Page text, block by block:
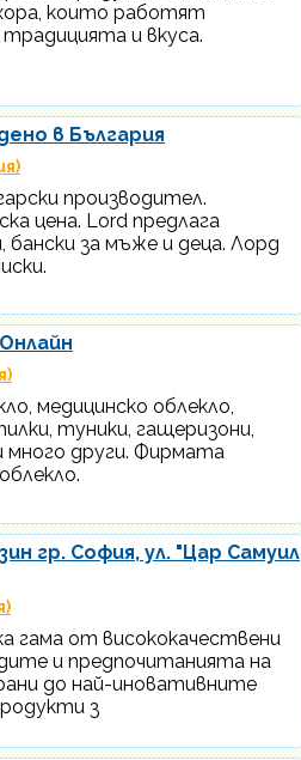
които работят
и вкуса.
в България
производител.
цена. Lord предлага
бански за мъже и деца. Лорд
медицинско облекло,
туники, гащеризони,
много други. Фирмата
гр. София, ул. "Цар Самуил
гама от висококачествени
и предпочитанията на
до най-иновативните
з